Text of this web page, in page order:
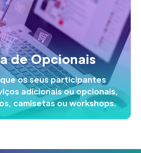
de Opcionais
os seus participantes
adicionais ou opcionais,
camisetas ou workshops.